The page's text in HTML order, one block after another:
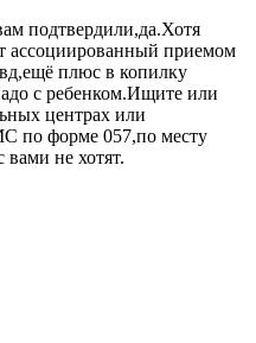
подтвердили,да.Хотя
ассоциированный приемом
плюс в копилку
с ребенком.Ищите или
центрах или
по форме 057,по месту
вами не хотят.